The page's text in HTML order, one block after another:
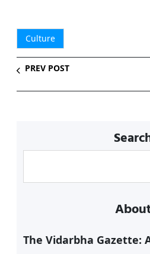
at
s
A
p
c
e
b
o
ra
Culture
PREV POST
The Vidarbha Gazette: